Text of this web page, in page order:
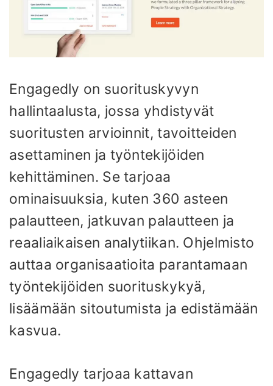
Engagedly on suorituskyvyn
hallintaalusta, jossa yhdistyvät
suoritusten arvioinnit, tavoitteiden
asettaminen ja työntekijöiden
kehittäminen. Se tarjoaa
ominaisuuksia, kuten 360 asteen
palautteen, jatkuvan palautteen ja
reaaliaikaisen analytiikan. Ohjelmisto
auttaa organisaatioita parantamaan
työntekijöiden suorituskykyä,
lisäämään sitoutumista ja edistämään
kasvua.
Engagedly tarjoaa kattavan